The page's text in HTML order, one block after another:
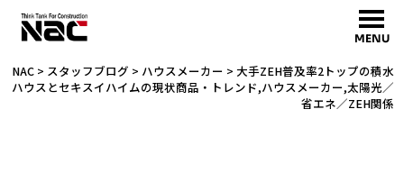
MENU
NAC> スタッフブログ > ハウスメーカー > 大手ZEH普及率2トップの積水
ハウスとセキスイハイムの現状商品・トレンド,ハウスメーカー,太陽光／
省エネ／ZEH関係